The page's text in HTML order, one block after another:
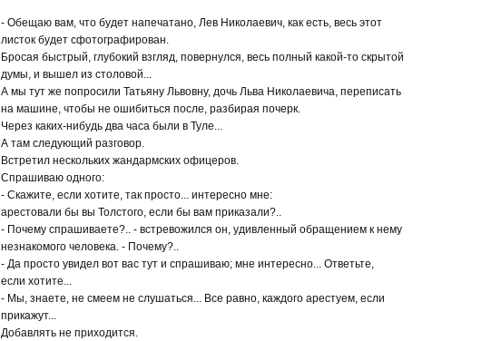
- Обещаю вам, что будет напечатано, Лев Николаевич, как есть, весь этот
листок будет сфотографирован.
Бросая быстрый, глубокий взгляд, повернулся, весь полный какой-то скрытой
думы, и вышел из столовой...
А мы тут же попросили Татьяну Львовну, дочь Льва Николаевича, переписать
на машине, чтобы не ошибиться после, разбирая почерк.
Через каких-нибудь два часа были в Туле...
А там следующий разговор.
Встретил нескольких жандармских офицеров.
Спрашиваю одного:
- Скажите, если хотите, так просто... интересно мне:
арестовали бы вы Толстого, если бы вам приказали?..
- Почему спрашиваете?.. - встревожился он, удивленный обращением к нему
незнакомого человека. - Почему?..
- Да просто увидел вот вас тут и спрашиваю; мне интересно... Ответьте,
если хотите...
- Мы, знаете, не смеем не слушаться... Все равно, каждого арестуем, если
прикажут...
Добавлять не приходится.